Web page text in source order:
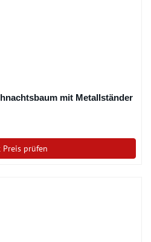
mit Metallständer
Preis prüfen